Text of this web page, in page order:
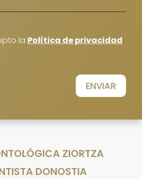
la Política de privacidad
ENVIAR
ZIORTZA
DONOSTIA